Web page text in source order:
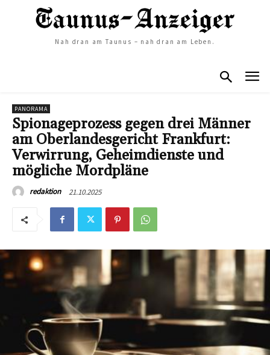
Nah dran am Taunus – nah dran am Leben.
PANORAMA
Spionageprozess gegen drei Männer
am Oberlandesgericht Frankfurt:
Verwirrung, Geheimdienste und
mögliche Mordpläne
redaktion 21.10.2025